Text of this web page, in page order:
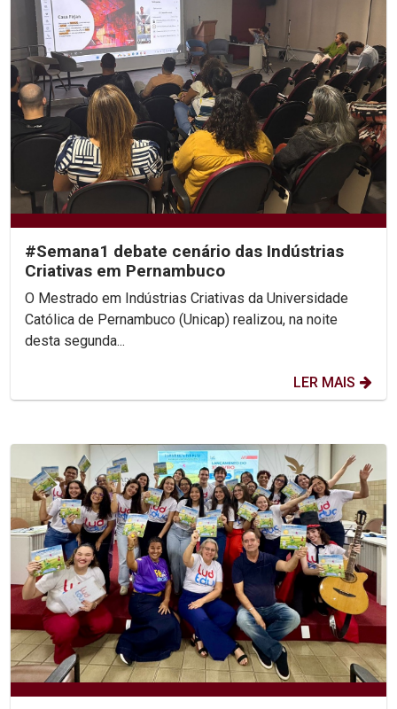
#Semana1 debate cenário das Indústrias
Criativas em Pernambuco
O Mestrado em Indústrias Criativas da Universidade
Católica de Pernambuco (Unicap) realizou, na noite
desta segunda...
LER MAIS